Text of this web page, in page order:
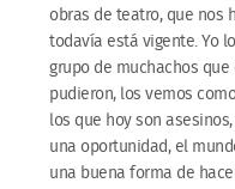
obras de teatro, que nos
todavía está vigente. Yo
grupo de muchachos
pudieron, los vemos
los que hoy son
una oportunidad, el
una buena forma de